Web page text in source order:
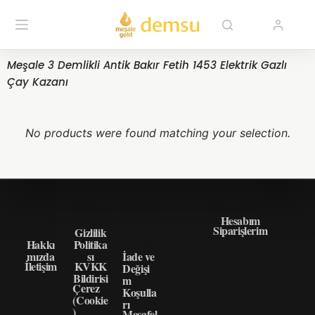
Meşale 3 Demlikli Antik Bakır Fetih 1453 Elektrik Gazlı
Çay Kazanı
No products were found matching your selection.
Hakkı
mızda
İletişim
Gizlilik
Politika
sı
KVKK
Bildirisi
Çerez
(Cookie
İade ve
Değişi
m
Koşulla
rı
Hesabım
Siparişlerim